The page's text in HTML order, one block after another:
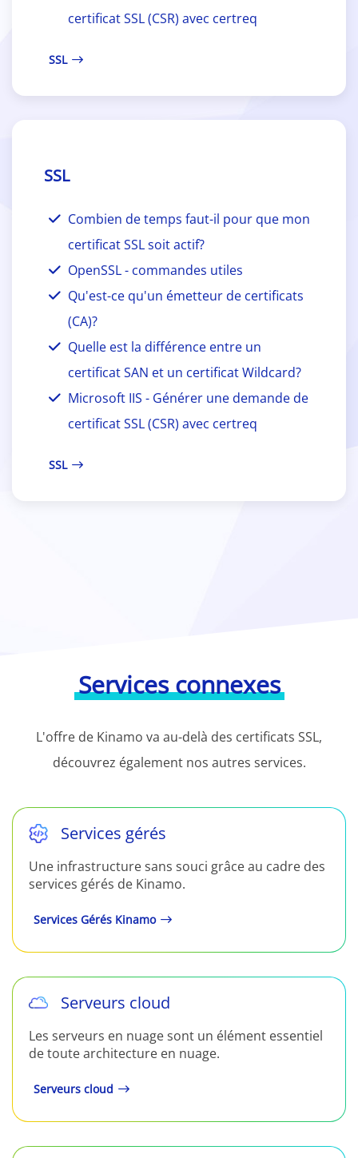
certificat SSL (CSR) avec certreq
SSL
SSL
Combien de temps faut-il pour que mon
certificat SSL soit actif?
OpenSSL - commandes utiles
Qu'est-ce qu'un émetteur de certificats
(CA)?
Quelle est la différence entre un
certificat SAN et un certificat Wildcard?
Microsoft IIS - Générer une demande de
certificat SSL (CSR) avec certreq
SSL
Services connexes
L'offre de Kinamo va au-delà des certificats SSL,
découvrez également nos autres services.
Services gérés
Une infrastructure sans souci grâce au cadre des
services gérés de Kinamo.
Services Gérés Kinamo
Serveurs cloud
Les serveurs en nuage sont un élément essentiel
de toute architecture en nuage.
Serveurs cloud